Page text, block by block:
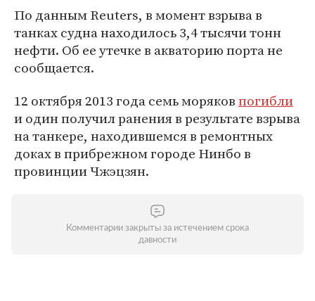
По данным Reuters, в момент взрыва в
танках судна находилось 3,4 тысячи тонн
нефти. Об ее утечке в акваторию порта не
сообщается.
12 октября 2013 года семь моряковпогибли
и один получил ранения в результате взрыва
на танкере, находившемся в ремонтных
доках в прибрежном городе Нинбо в
провинции Чжэцзян.
Комментарии закрыты за истечением срока
давности